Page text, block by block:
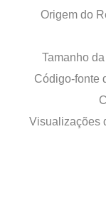
Origem do
Tamanho
Código-fonte
Visualizações